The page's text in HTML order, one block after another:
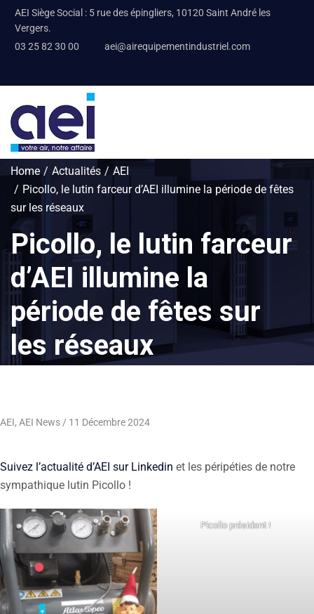
AEI Siège Social : 5 rue des épingliers, 10120 Saint André les
Vergers.
03 25 82 30 00
aei@airequipementindustriel.com
Home Actualités
AEI
Picollo, le lutin farceur d’AEI illumine la période de fêtes
sur les réseaux
Picollo, le lutin farceur
d’AEI illumine la
période de fêtes sur
les réseaux
AEI, AEI News 11 Décembre 2024
Suivez l’actualité d’AEI sur Linkedin et les péripéties de notre
sympathique lutin Picollo !
Picollo président !